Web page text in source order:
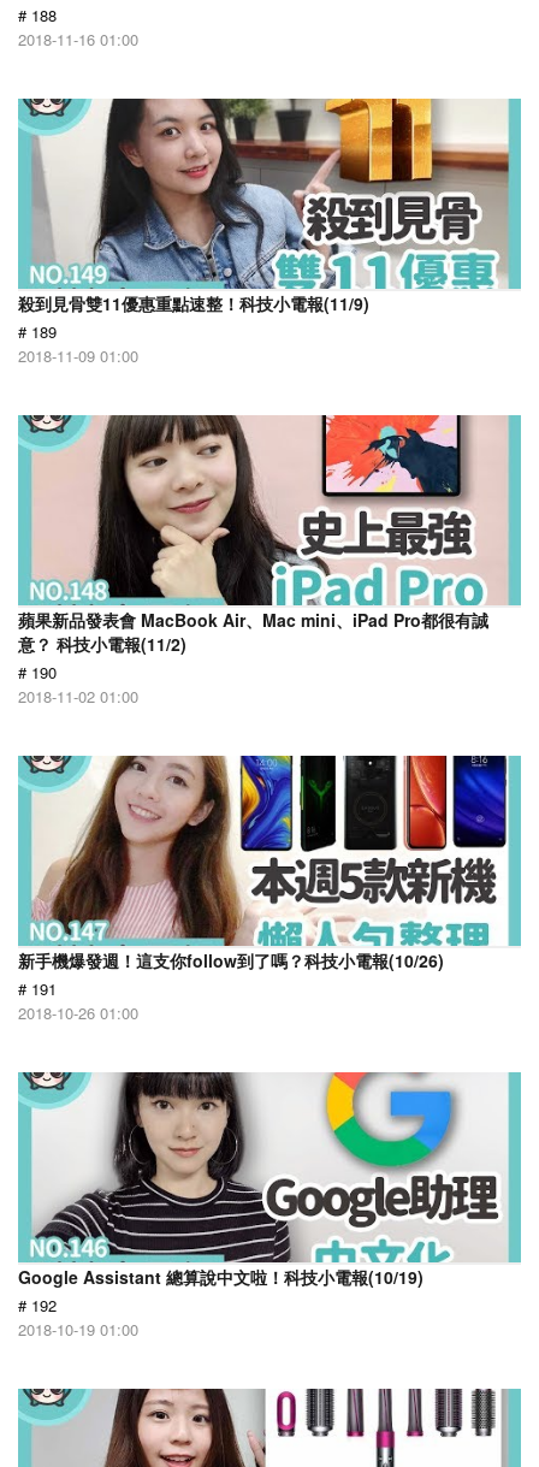
# 188
2018-11-16 01:00
殺到見骨雙11優惠重點速整！科技小電報(11/9)
# 189
2018-11-09 01:00
蘋果新品發表會 MacBook Air、Mac mini、iPad Pro都很有誠
意？ 科技小電報(11/2)
# 190
2018-11-02 01:00
新手機爆發週！這支你follow到了嗎？科技小電報(10/26)
# 191
2018-10-26 01:00
Google Assistant 總算說中文啦！科技小電報(10/19)
# 192
2018-10-19 01:00